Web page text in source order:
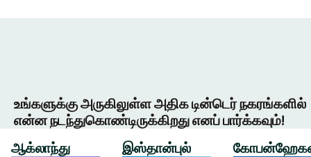
உங்களுக்கு அருகிலுள்ள அதிக டின்டெர் நகரங்களில்
என்ன நடந்துகொண்டிருக்கிறது எனப் பார்க்கவும்!
ஆக்லாந்து
இஸ்தான்புல்